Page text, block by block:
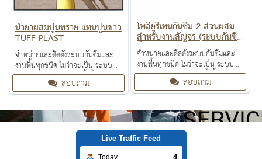
น้ำยาผสมปูนทราย แทนปูนขาว
TUFF PLAST
จำหน่ายและติดตั้งระบบกันซึมและ
งานพื้นทุกชนิด ไม่ว่าจะเป็น ระบบ
งานกันซึม ระบบงานติดตั้งพื้น งาน
ป้องกันไฟลาม งานเคลือบปกป้องพื้น
ผิว งานเคลือบสารสะท้อนความร้อน
สอบถาม
โพลียูรีเทนกันซึม 2 ส่วนผสม
สำหรับงานสัญจร (ระบบกันซึม
ชั้นกลาง) ARDEX WPM 426
จำหน่ายและติดตั้งระบบกันซึมและ
งานพื้นทุกชนิด ไม่ว่าจะเป็น ระบบ
งานกันซึม ระบบงานติดตั้งพื้น งาน
ป้องกันไฟลาม งานเคลือบปกป้องพื้น
ผิว งานเคลือบสารสะท้อนความร้อน
สอบถาม
Live Traffic Feed